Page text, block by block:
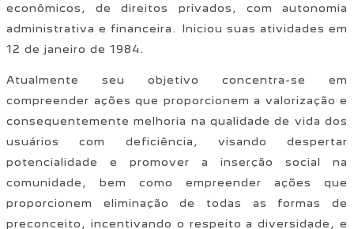
Especialidades
Localização
Novidades
Fale Conosco
econômicos, de direitos privados, com autonomia
administrativa e financeira. Iniciou suas atividades em
12 de janeiro de 1984.
Atualmente seu objetivo concentra-se em
compreender ações que proporcionem a valorização e
consequentemente melhoria na qualidade de vida dos
usuários com deficiência, visando despertar
potencialidade e promover a inserção social na
comunidade, bem como empreender ações que
proporcionem eliminação de todas as formas de
preconceito, incentivando o respeito a diversidade, e